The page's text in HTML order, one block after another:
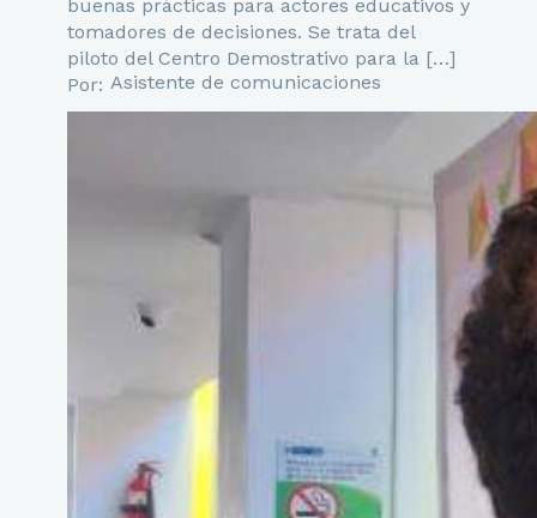
buenas prácticas para actores educativos y
tomadores de decisiones. Se trata del
piloto del Centro Demostrativo para la […]
Asistente de comunicaciones